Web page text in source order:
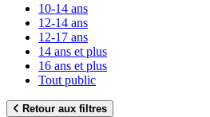
10-14 ans
12-14 ans
12-17 ans
14 ans et plus
16 ans et plus
Tout public
Retour aux filtres